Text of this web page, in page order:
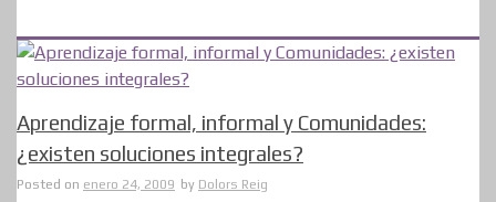
Aprendizaje formal, informal y Comunidades:
¿existen soluciones integrales?
Posted on enero 24, 2009 by Dolors Reig